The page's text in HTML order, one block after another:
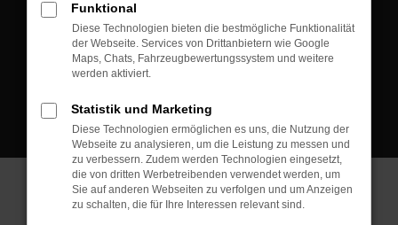
Kontakt:
Tel.: +49 3745 760 90 20
Fax: +49 3745 760 90 21
Mail: fj@jakob-trading.com
Funktional
Diese Technologien bieten die bestmögliche Funktionalität
der Webseite. Services von Drittanbietern wie Google
Maps, Chats, Fahrzeugbewertungssystem und weitere
werden aktiviert.
Statistik und Marketing
Diese Technologien ermöglichen es uns, die Nutzung der
Webseite zu analysieren, um die Leistung zu messen und
zu verbessern. Zudem werden Technologien eingesetzt,
die von dritten Werbetreibenden verwendet werden, um
Sie auf anderen Webseiten zu verfolgen und um Anzeigen
zu schalten, die für Ihre Interessen relevant sind.